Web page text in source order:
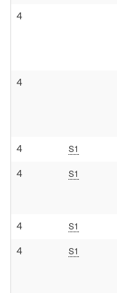
4
4
4 S1
4 S1
4 S1
4 S1